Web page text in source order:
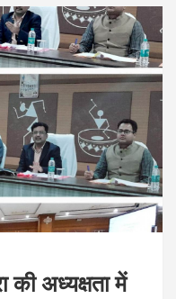
की अध्यक्षता में